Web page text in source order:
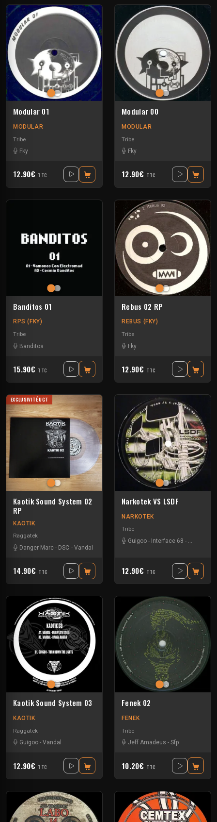
Modular 01
MODULAR
Tribe
Fky
12.90€ TTC
Modular 00
MODULAR
Tribe
Fky
12.90€ TTC
Banditos 01
RPS (FKY)
Tribe
Banditos
15.90€ TTC
Rebus 02 RP
REBUS (FKY)
Tribe
Fky
12.90€ TTC
EXCLUSIVITÉ UGT
Kaotik Sound System 02
RP
KAOTIK
Raggatek
Danger Marc - DSC - Vandal
14.90€ TTC
Narkotek VS LSDF
NARKOTEK
Tribe
Guigoo - Interface 68 - Kefran
12.90€ TTC
Kaotik Sound System 03
KAOTIK
Raggatek
Guigoo - Vandal
12.90€ TTC
Fenek 02
FENEK
Tribe
Jeff Amadeus - Sfp
10.20€ TTC